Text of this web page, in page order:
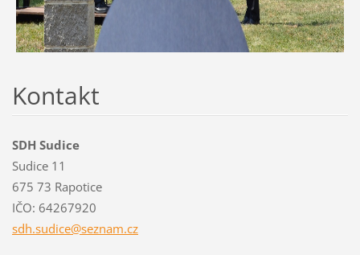
Kontakt
SDH Sudice
Sudice 11
675 73 Rapotice
IČO: 64267920
sdh.sudice@seznam.cz